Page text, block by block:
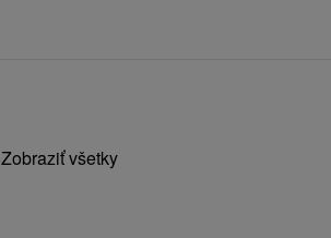
Zobraziť všetky